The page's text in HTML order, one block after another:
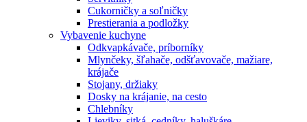
Cukorničky a soľničky
Prestierania a podložky
Vybavenie kuchyne
Odkvapkávače, príborníky
Mlynčeky, šľahače, odšťavovače, mažiare,
krájače
Stojany, držiaky
Dosky na krájanie, na cesto
Chlebníky